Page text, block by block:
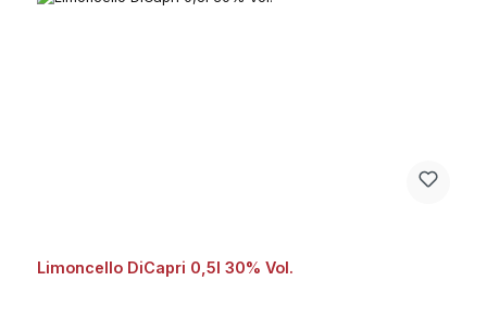
Limoncello DiCapri 0,5l 30% Vol.